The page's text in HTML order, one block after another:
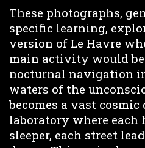
These photographs,
specific learning,
version of Le Havre
main activity would
nocturnal navigation
waters of the
becomes a vast
laboratory where each
sleeper, each street